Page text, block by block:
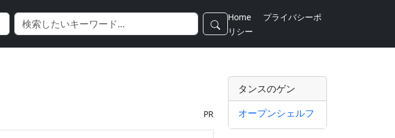
Home
プライバシーポ
リシー
PR
タンスのゲン
オープンシェルフ